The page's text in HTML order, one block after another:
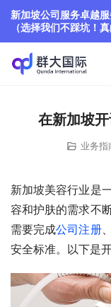
在新加坡
业务指
新加坡美容行业是
容和护肤的需求不
需要完成公司注册
安全标准。以下是
新加坡公司服务卓越
（选择我们不踩坑！